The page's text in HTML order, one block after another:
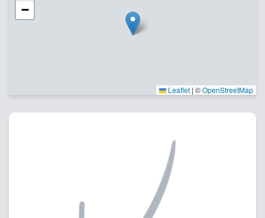
−
Leaflet | ©OpenStreetMap